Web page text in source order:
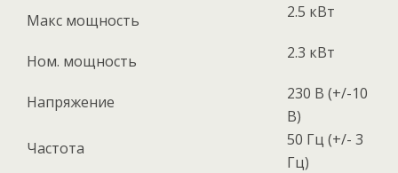
Макс мощность 2.5 кВт
Ном. мощность 2.3 кВт
Напряжение
230 В (+/-10
В)
Частота
50 Гц (+/- 3
Гц)